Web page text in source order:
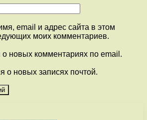
email и адрес сайта в этом
моих комментариев.
новых комментариях по email.
о новых записях почтой.